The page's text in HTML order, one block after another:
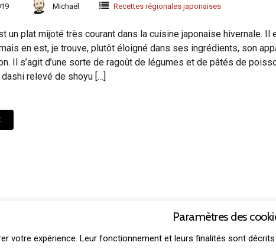
Michaël
Recettes régionales japonaises
un plat mijoté très courant dans la cuisine japonaise hivernale.
en est, je trouve, plutôt éloigné dans ses ingrédients, son
Il s’agit d’une sorte de ragoût de légumes et de pâtés de
relevé de shoyu […]
Paramètres des
votre expérience. Leur fonctionnement et leurs finalités sont